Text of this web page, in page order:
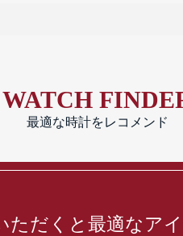
WATCH
最適な時計をレコメンド
ただくと最適なア